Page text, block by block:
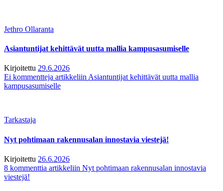
Jethro Ollaranta
Asiantuntijat kehittävät uutta mallia kampusasumiselle
Kirjoitettu 29.6.2026
Ei kommentteja artikkeliin Asiantuntijat kehittävät uutta mallia
kampusasumiselle
Tarkastaja
Nyt pohtimaan rakennusalan innostavia viestejä!
Kirjoitettu 26.6.2026
8 kommenttia artikkeliin Nyt pohtimaan rakennusalan innostavia
viestejä!